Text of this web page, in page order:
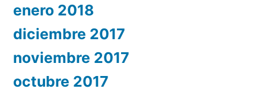
enero 2018
diciembre 2017
noviembre 2017
octubre 2017